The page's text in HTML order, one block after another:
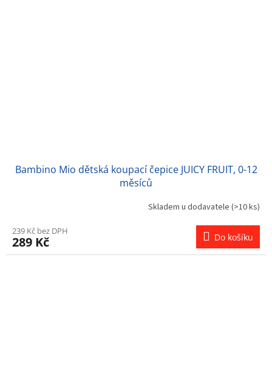
Bambino Mio dětská koupací čepice JUICY FRUIT, 0-12
měsíců
Skladem u dodavatele (>10 ks)
239 Kč bez DPH
289 Kč Do košíku